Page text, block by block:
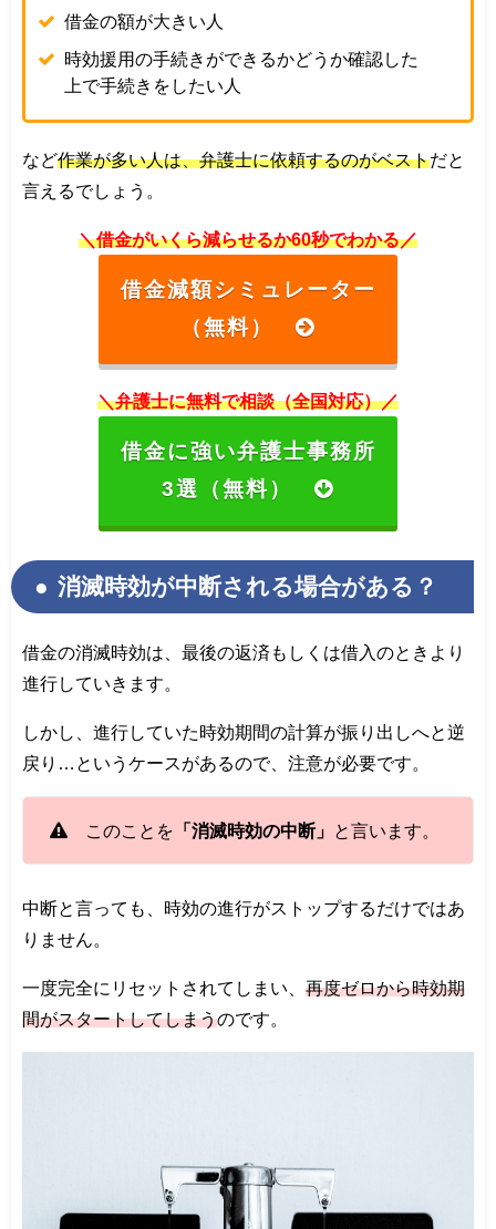
借金の額が大きい人
時効援用の手続きができるかどうか確認した
上で手続きをしたい人
など作業が多い人は、弁護士に依頼するのがベストだと
言えるでしょう。
＼借金がいくら減らせるか60秒でわかる／
借金減額シミュレーター
（無料）
＼弁護士に無料で相談（全国対応）／
借金に強い弁護士事務所
3選（無料）
消滅時効が中断される場合がある？
借金の消滅時効は、最後の返済もしくは借入のときより
進行していきます。
しかし、進行していた時効期間の計算が振り出しへと逆
戻り…というケースがあるので、注意が必要です。
このことを 「消滅時効の中断」 と言います。
中断と言っても、時効の進行がストップするだけではあ
りません。
一度完全にリセットされてしまい、 再度ゼロから時効期
間がスタートしてしまうのです。